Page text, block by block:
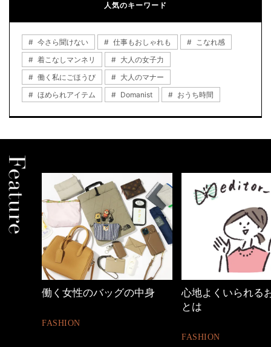
人気のキーワード
今さら聞けない 仕事もおしゃれも
こなれ感
着こなしマンネリ
大人の女子力
働く私にごほうび
大人のマナー
ほめられアイテム
Domanist おうち時間
心地よくいられるおしゃれ
40代の小顔メイク